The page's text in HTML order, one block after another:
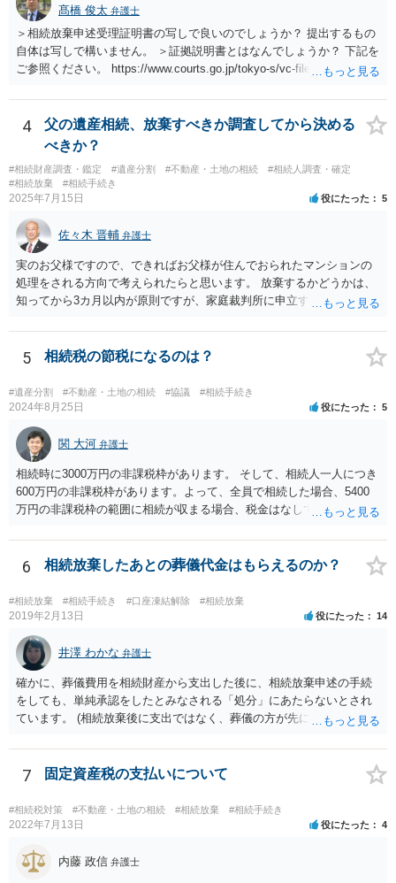
髙橋 俊太 弁護士
＞相続放棄申述受理証明書の写しで良いのでしょうか？ 提出するもの
自体は写しで構いません。 ＞証拠説明書とはなんでしょうか？ 下記を
ご参照ください。 https://www.courts.go.jp/tokyo-s/vc-files/tokyo-s/file/
4
父の遺産相続、放棄すべきか調査してから決める
べきか？
#相続財産調査・鑑定 #遺産分割 #不動産・土地の相続
#相続人調査・確定
#相続放棄
#相続手続き
2025年7月15日 役にたった 5
佐々木 晋輔 弁護士
実のお父様ですので、できればお父様が住んでおられたマンションの
処理をされる方向で考えられたらと思います。 放棄するかどうかは、
知ってから3カ月以内が原則ですが、家庭裁判所に申立すれば3カ月の
放棄するかどうか決めることができます。 銀行やサラ金が数年も放置
することはありませんので、数年後に借金が発見される可能性はほぼ
ありません。 なお、私が扱った相続放棄を検討していた案件で、期間
伸長して調査したところ、サラ金に対する過払金など相当な財産が見
つかったため相続したという事例がありました。
5 相続税の節税になるのは？
#遺産分割 #不動産・土地の相続 #協議 #相続手続き
2024年8月25日 役にたった 5
関 大河 弁護士
相続時に3000万円の非課税枠があります。 そして、相続人一人につき
600万円の非課税枠があります。よって、全員で相続した場合、5400
万円の非課税枠の範囲に相続が収まる場合、税金はなしです。 一人が
範囲となります。 一般的には、全員で相続する方が税金はお得です。
また、全員で相続しても、話し合いの結果、親がすべて相続と決める
こともできます。この場合でも相続の非課税枠は、全員で相続した540
0万円分使えます。 父が亡くなり、母が全部相続すると、母から三人
で相続する際は、4800万円が非課税枠となります。 そうすると、母が
亡くなってから相続すると、両親のどちらかが亡くなってから相続す
るより非課税の枠が減少します。 計画的に相続をするのがおすすめと
いうことになります。これ以外にも気をつける点はあるかもしれませ
んので、一度相談して想定するのがおすすめと思います。
6 相続放棄したあとの葬儀代金はもらえるのか？
#相続放棄 #相続手続き #口座凍結解除 #相続放棄
2019年2月13日 役にたった 14
井澤 わかな 弁護士
確かに、葬儀費用を相続財産から支出した後に、相続放棄申述の手続
をしても、単純承認をしたとみなされる「処分」にあたらないとされ
ています。 (相続放棄後に支出ではなく、葬儀の方が先に来るのが通常
述の手続ということだと思いますが) ただ、葬儀費用ならいくらでもよ
いということではなく、身分相応の、社会的儀式として当然認められ
る程度の金額に留まると考えた方がよいです。 もし、相続人の皆さん
に葬儀費用を支出する経済力がなく、質素な葬儀を行った費用であれ
ば相続財産から支出しても単純承認と認められない可能性が高いの
7 固定資産税の支払いについて
#相続税対策 #不動産・土地の相続 #相続放棄 #相続手続き
2022年7月13日 役にたった 4
内藤 政信 弁護士